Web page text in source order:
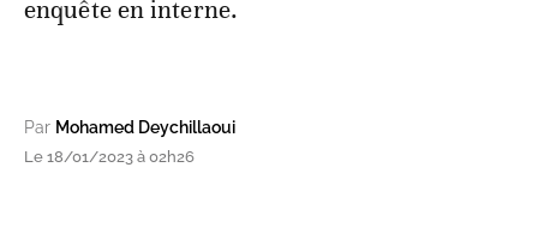
enquête en interne.
Par Mohamed Deychillaoui
Le 18/01/2023 à 02h26